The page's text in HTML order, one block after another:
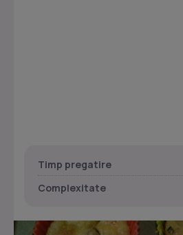
Timp pregatire
Complexitate